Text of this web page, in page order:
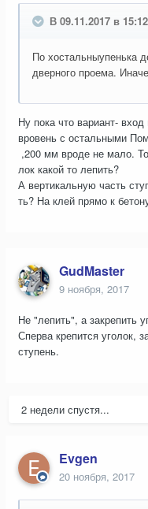
В 09.11.2017 в
По хостальныупенька
дверного проема.
Ну пока что вариант-
вровень с остальными
,200 мм вроде не мало.
лок какой то лепить?
А вертикальную часть
ть? На клей прямо к
GudMaster
9 ноября, 2017
Не "лепить", а закрепить
Сперва крепится уголок,
ступень.
2 недели спустя...
Evgen
20 ноября, 2017